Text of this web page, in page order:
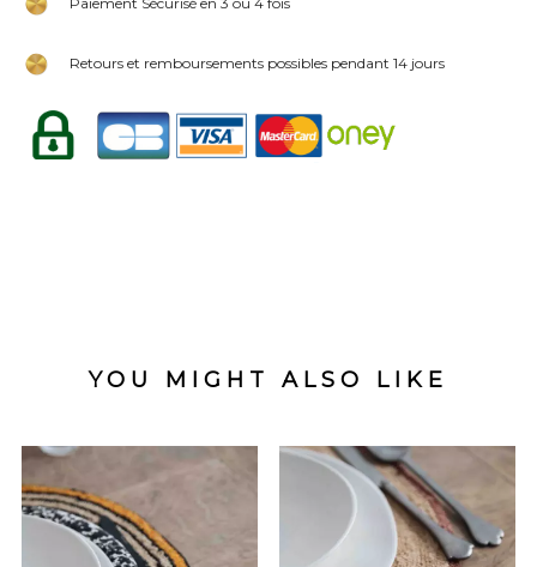
Retours et remboursements possibles pendant 14 jours
YOU MIGHT ALSO LIKE